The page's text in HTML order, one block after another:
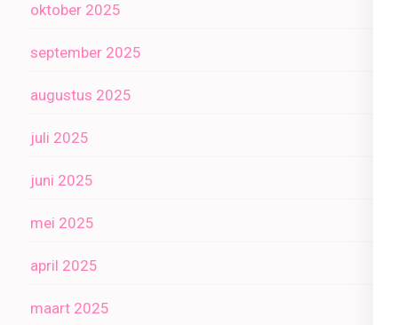
oktober 2025
september 2025
augustus 2025
juli 2025
juni 2025
mei 2025
april 2025
maart 2025